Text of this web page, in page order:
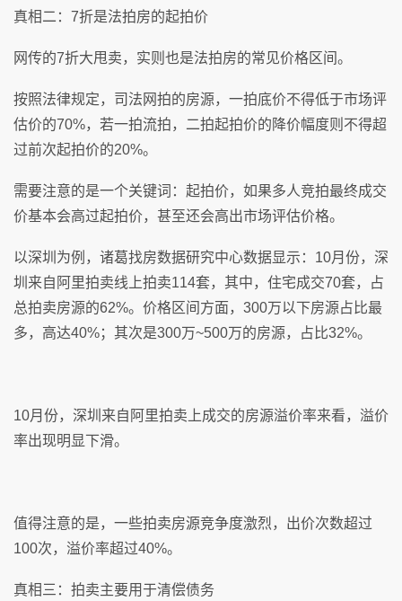
真相二：7折是法拍房的起拍价
网传的7折大甩卖，实则也是法拍房的常见价格区间。
按照法律规定，司法网拍的房源，一拍底价不得低于市场评
估价的70%，若一拍流拍，二拍起拍价的降价幅度则不得超
过前次起拍价的20%。
需要注意的是一个关键词：起拍价，如果多人竞拍最终成交
价基本会高过起拍价，甚至还会高出市场评估价格。
以深圳为例，诸葛找房数据研究中心数据显示：10月份，深
圳来自阿里拍卖线上拍卖114套，其中，住宅成交70套，占
总拍卖房源的62%。价格区间方面，300万以下房源占比最
多，高达40%；其次是300万~500万的房源，占比32%。
10月份，深圳来自阿里拍卖上成交的房源溢价率来看，溢价
率出现明显下滑。
值得注意的是，一些拍卖房源竞争度激烈，出价次数超过
100次，溢价率超过40%。
真相三：拍卖主要用于清偿债务